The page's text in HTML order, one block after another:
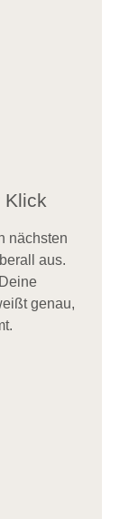
Klick
nächsten
aus.
Deine
tgenau,